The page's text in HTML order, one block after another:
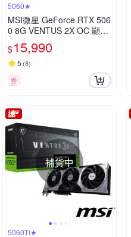
5060★
MSI微星 GeForce RTX 506
0 8G VENTUS 2X OC 顯示
$15,990
5 (8)
券
補貨中
5060Ti★